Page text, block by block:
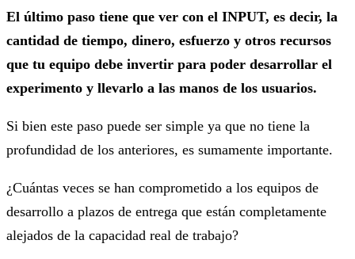
El último paso tiene que ver con el INPUT, es decir, la
cantidad de tiempo, dinero, esfuerzo y otros recursos
que tu equipo debe invertir para poder desarrollar el
experimento y llevarlo a las manos de los usuarios.
Si bien este paso puede ser simple ya que no tiene la
profundidad de los anteriores, es sumamente importante.
¿Cuántas veces se han comprometido a los equipos de
desarrollo a plazos de entrega que están completamente
alejados de la capacidad real de trabajo?